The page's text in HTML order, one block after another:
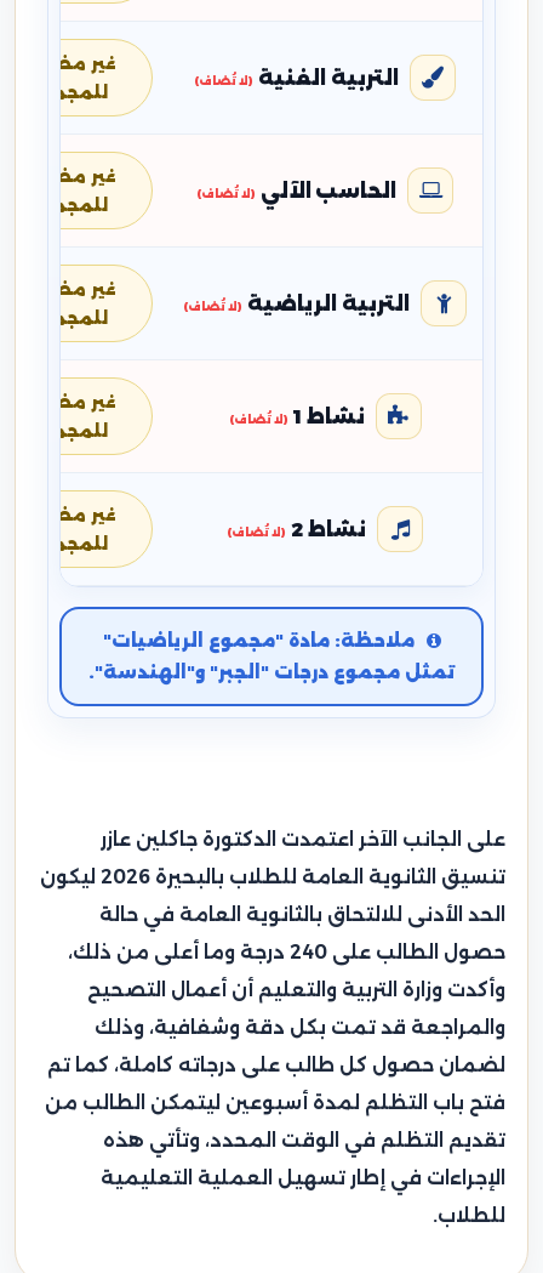
التربية الفنية (لا تُضاف)
غير مضافة
للمجموع
الحاسب الآلي (لا تُضاف)
غير مضافة
للمجموع
التربية الرياضية (لا تُضاف)
غير مضافة
للمجموع
نشاط 1 (لا تُضاف)
غير مضافة
للمجموع
نشاط 2 (لا تُضاف)
غير مضافة
للمجموع
ملاحظة: مادة "مجموع الرياضيات"
تمثل مجموع درجات "الجبر" و"الهندسة".
على الجانب الآخر اعتمدت الدكتورة جاكلين عازر
تنسيق الثانوية العامة للطلاب بالبحيرة 2026 ليكون
الحد الأدنى للالتحاق بالثانوية العامة في حالة
حصول الطالب على 240 درجة وما أعلى من ذلك،
وأكدت وزارة التربية والتعليم أن أعمال التصحيح
والمراجعة قد تمت بكل دقة وشفافية، وذلك
لضمان حصول كل طالب على درجاته كاملة، كما تم
فتح باب التظلم لمدة أسبوعين ليتمكن الطالب من
تقديم التظلم في الوقت المحدد، وتأتي هذه
الإجراءات في إطار تسهيل العملية التعليمية
للطلاب.